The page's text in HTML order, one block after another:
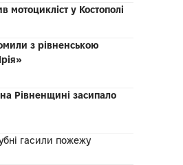
мотоцикліст у Костополі
з рівненською
Рівненщині засипало
гасили пожежу